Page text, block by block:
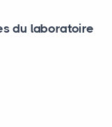
du laboratoire